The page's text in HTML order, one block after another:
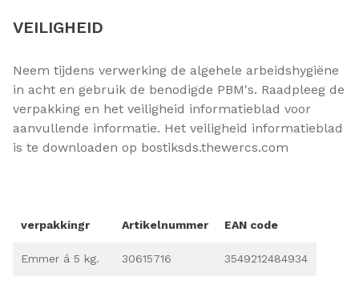
VEILIGHEID
Neem tijdens verwerking de algehele arbeidshygiëne
in acht en gebruik de benodigde PBM's. Raadpleeg de
verpakking en het veiligheid informatieblad voor
aanvullende informatie. Het veiligheid informatieblad
is te downloaden op bostiksds.thewercs.com
verpakkingr Artikelnummer EAN code
Emmer á 5 kg. 30615716 3549212484934